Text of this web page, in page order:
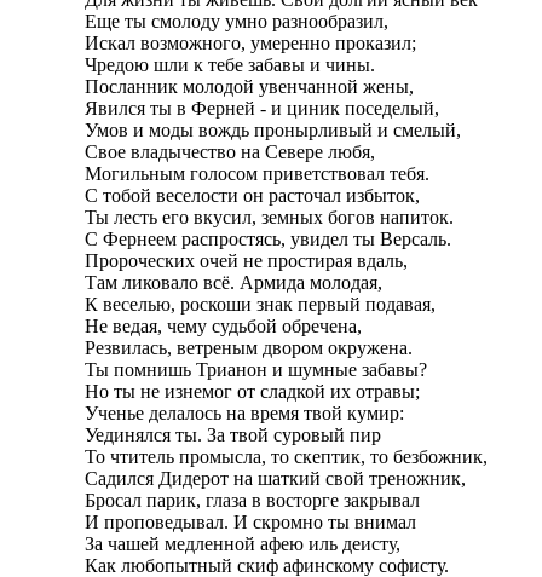
Еще ты смолоду умно разнообразил,
Искал возможного, умеренно проказил;
Чредою шли к тебе забавы и чины.
Посланник молодой увенчанной жены,
Явился ты в Ферней - и циник поседелый,
Умов и моды вождь пронырливый и смелый,
Свое владычество на Севере любя,
Могильным голосом приветствовал тебя.
С тобой веселости он расточал избыток,
Ты лесть его вкусил, земных богов напиток.
С Фернеем распростясь, увидел ты Версаль.
Пророческих очей не простирая вдаль,
Там ликовало всё. Армида молодая,
К веселью, роскоши знак первый подавая,
Не ведая, чему судьбой обречена,
Резвилась, ветреным двором окружена.
Ты помнишь Трианон и шумные забавы?
Но ты не изнемог от сладкой их отравы;
Ученье делалось на время твой кумир:
Уединялся ты. За твой суровый пир
То чтитель промысла, то скептик, то безбожник,
Садился Дидерот на шаткий свой треножник,
Бросал парик, глаза в восторге закрывал
И проповедывал. И скромно ты внимал
За чашей медленной афею иль деисту,
Как любопытный скиф афинскому софисту.